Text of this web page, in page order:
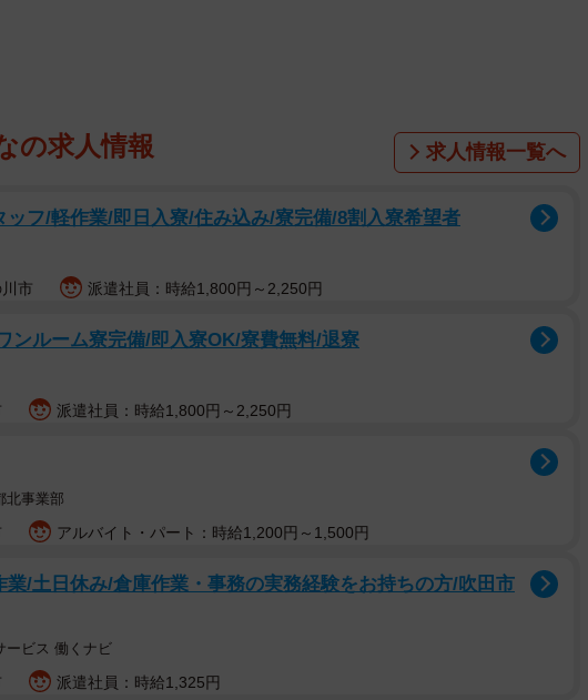
はドイツでプレーした元プロ野球選手の片山和総（かずさ）さん（３
ブを手始めに、優れた天然素材である猪革製品の魅力を広めていきた
みなさん最初に言われるのは、『軽くて手になじむ』ということ。軽さ
ーに関わる大事な要素だと思います」。片山さんによると、猪革グラブ
へなめす過程は『ベジタブルタンニンなめし』という植物由来の成分を
グリップ力が高いです。毛穴が多いので通気性にも優れており、グラブ
指がツルッとすべらず、使いこむほど飴色になって耐久性も上がりま
約３分の２で軽量化にも成功しました」
の求人情報 求人情報一覧へ
ッフ/軽作業/即日入寮/住み込み/寮完備/8割入寮希望者
市 派遣社員：時給1,800円～2,250円
ンルーム寮完備/即入寮OK/寮費無料/退寮
派遣社員：時給1,800円～2,250円
北事業部
アルバイト・パート：時給1,200円～1,500円
業/土日休み/倉庫作業・事務の実務経験をお持ちの方/吹田市
ービス 働くナビ
派遣社員：時給1,325円